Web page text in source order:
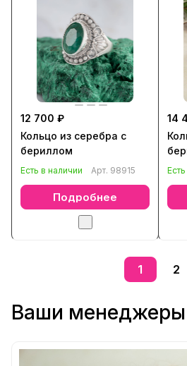
12 700 ₽
Кольцо из серебра с
бериллом
Есть в наличии Арт. 98915
Подробнее
14
1 2
Ваши менеджеры